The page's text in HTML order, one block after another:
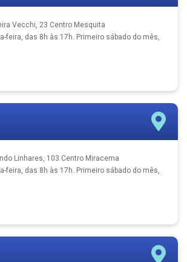
Vecchi, 23 Centro Mesquita
feira, das 8h às 17h. Primeiro sábado do mês,
Linhares, 103 Centro Miracema
feira, das 8h às 17h. Primeiro sábado do mês,